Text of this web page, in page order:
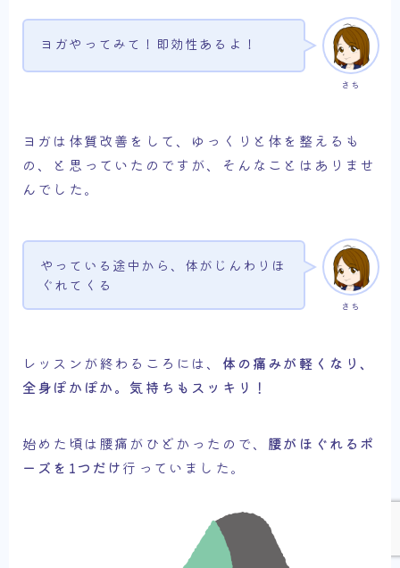
さち
ヨガやってみて！即効性あるよ！
ヨガは体質改善をして、ゆっくりと体を整えるも
の、と思っていたのですが、そんなことはありませ
んでした。
さち
やっている途中から、体がじんわりほ
ぐれてくる
レッスンが終わるころには、 体の痛みが軽くなり、
全身ぽかぽか。気持ちもスッキリ！
始めた頃は腰痛がひどかったので、 腰がほぐれるポ
ーズを1つだけ行っていました。